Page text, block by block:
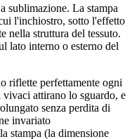
sublimazione. La stampa
l'inchiostro, sotto l'effetto
nella struttura del tessuto.
lato interno o esterno del
riflette perfettamente ogni
attirano lo sguardo, e
senza perdita di
invariato
stampa (la dimensione